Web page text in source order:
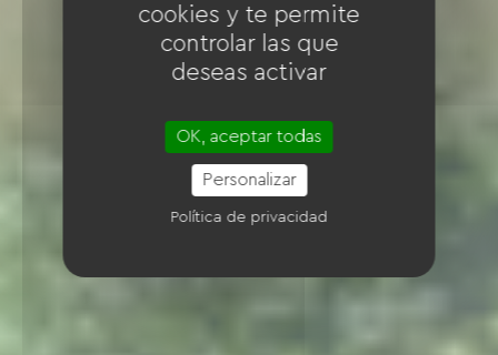
cookies y te permite
controlar las que
deseas activar
OK, aceptar todas
Personalizar
Política de privacidad